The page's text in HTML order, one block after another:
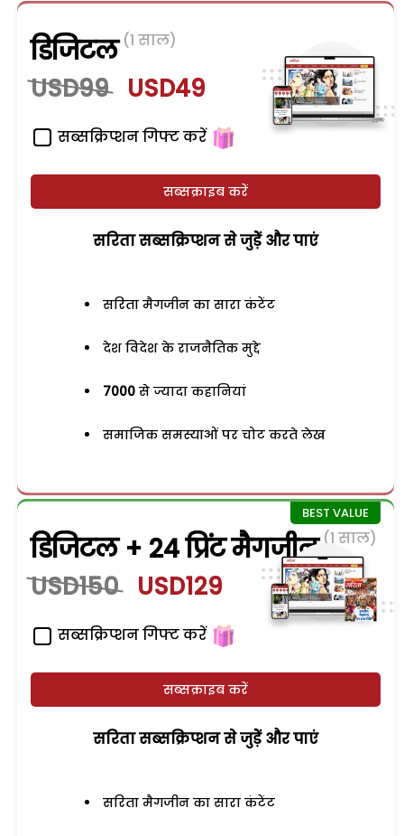
डिजिटल (1 साल)
USD99 USD49
सब्सक्रिप्शन गिफ्ट करें
सब्सक्राइब करें
सरिता सब्सक्रिप्शन से जुड़ेें और पाएं
सरिता मैगजीन का सारा कंटेंट
देश विदेश के राजनैतिक मुद्दे
7000 से ज्यादा कहानियां
समाजिक समस्याओं पर चोट करते लेख
डिजिटल + 24 प्रिंट मैगजीन (1 साल)
USD150 USD129
सब्सक्रिप्शन गिफ्ट करें
सब्सक्राइब करें
सरिता सब्सक्रिप्शन से जुड़ेें और पाएं
सरिता मैगजीन का सारा कंटेंट